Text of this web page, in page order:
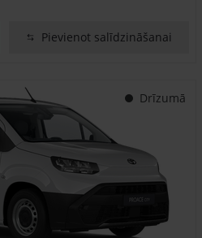
Pievienot salīdzināšanai
Drīzumā